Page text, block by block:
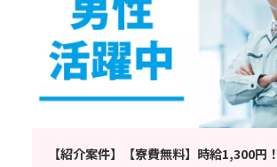
【紹介案件】【寮費無料】時給1,300円